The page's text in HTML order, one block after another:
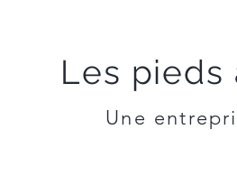
Les pieds
Une